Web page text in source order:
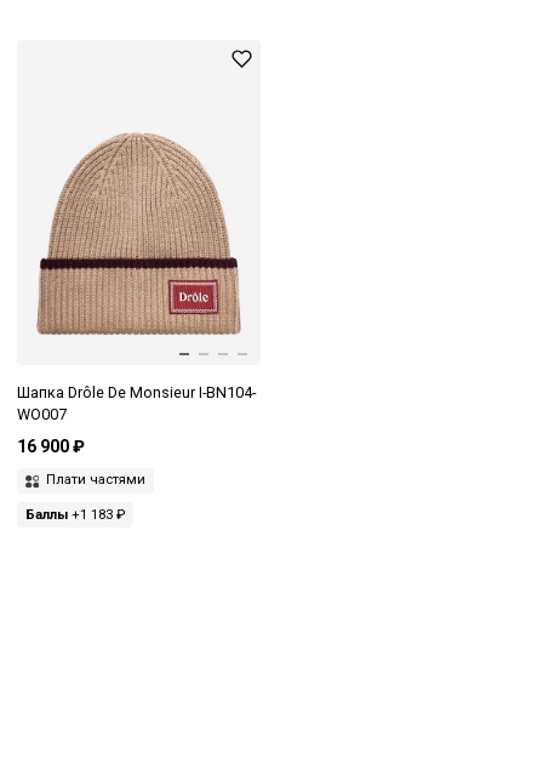
Шапка Drôle De Monsieur I-BN104-
WO007
16 900 ₽
Плати частями
Баллы +1 183 ₽